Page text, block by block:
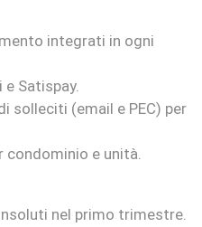
integrati in ogni
Satispay.
solleciti (email e PEC) per
condominio e unità.
nel primo trimestre.